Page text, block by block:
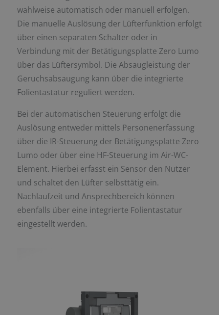
wahlweise automatisch oder manuell erfolgen.
Die manuelle Auslösung der Lüfterfunktion erfolgt
über einen separaten Schalter oder in
Verbindung mit der Betätigungsplatte Zero Lumo
über das Lüftersymbol. Die Absaugleistung der
Geruchsabsaugung kann über die integrierte
Folientastatur reguliert werden.
Bei der automatischen Steuerung erfolgt die
Auslösung entweder mittels Personenerfassung
über die IR-Steuerung der Betätigungsplatte Zero
Lumo oder über eine HF-Steuerung im Air-WC-
Element. Hierbei erfasst ein Sensor den Nutzer
und schaltet den Lüfter selbsttätig ein.
Nachlaufzeit und Ansprechbereich können
ebenfalls über eine integrierte Folientastatur
eingestellt werden.